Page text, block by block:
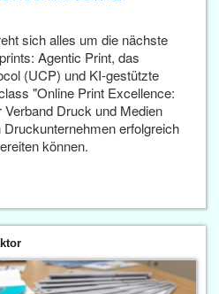
sich alles um die nächste
Agentic Print, das
(UCP) und KI-gestützte
"Online Print Excellence:
Druck und Medien
erfolgreich
können.